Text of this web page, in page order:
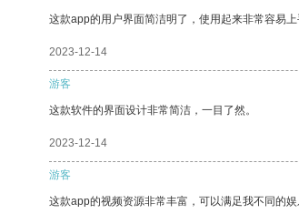
这款app的用户界面简洁明了，使用起来非常容易上
2023-12-14
游客
这款软件的界面设计非常简洁，一目了然。
2023-12-14
游客
这款app的视频资源非常丰富，可以满足我不同的娱